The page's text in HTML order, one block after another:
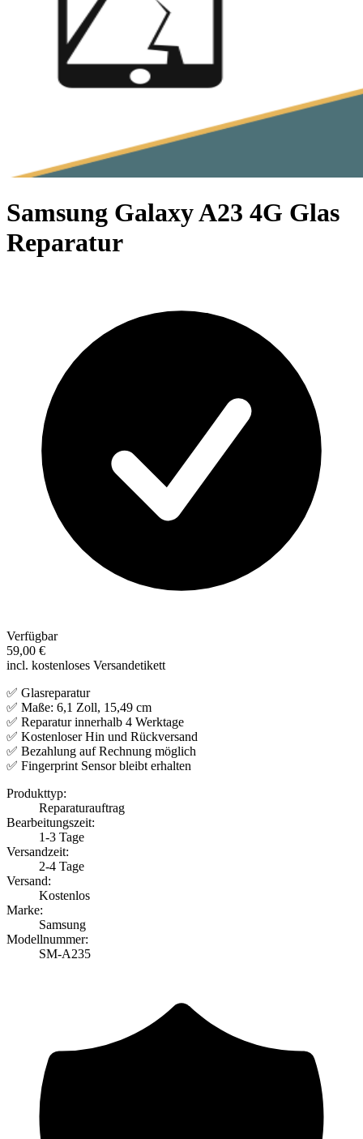
Samsung Galaxy A23 4G Glas
Reparatur
Verfügbar
59,00 €
incl. kostenloses Versandetikett
✅ Glasreparatur
✅ Maße: 6,1 Zoll, 15,49 cm
✅ Reparatur innerhalb 4 Werktage
✅ Kostenloser Hin und Rückversand
✅ Bezahlung auf Rechnung möglich
✅ Fingerprint Sensor bleibt erhalten
Produkttyp:
Reparaturauftrag
Bearbeitungszeit:
1-3 Tage
Versandzeit:
2-4 Tage
Versand:
Kostenlos
Marke:
Samsung
Modellnummer:
SM-A235